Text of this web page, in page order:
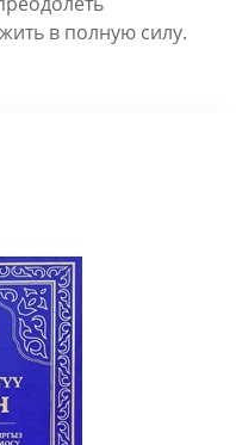
в полную силу.